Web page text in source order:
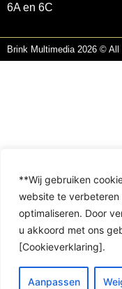
**Wij gebruiken
website te
optimaliseren. Door
u akkoord met ons
[Cookieverklaring].
Aanpassen
6A en 6C
Brink Multimedia 2026 © All